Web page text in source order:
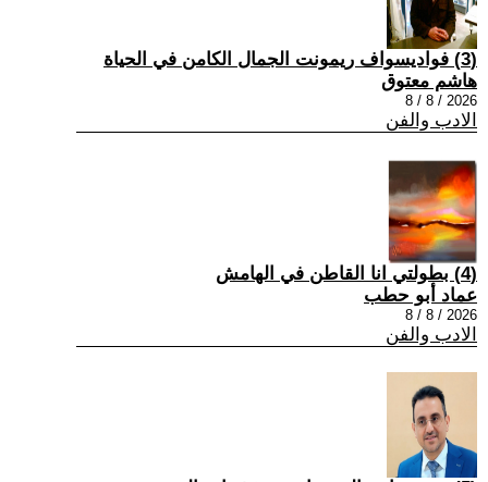
(3) فواديسواف ريمونت الجمال الكامن في الحياة
هاشم معتوق
2026 / 8 / 8
الادب والفن
(4) بطولتي انا القاطن في الهامش
عماد أبو حطب
2026 / 8 / 8
الادب والفن